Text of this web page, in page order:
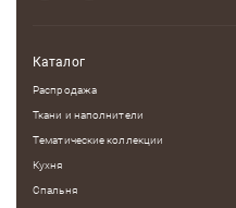
Каталог
Распродажа
Ткани и наполнители
Тематические коллекции
Кухня
Спальня